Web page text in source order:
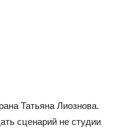
Татьяна Лиознова.
сценарий не студии